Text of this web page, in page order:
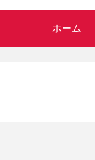
ホーム